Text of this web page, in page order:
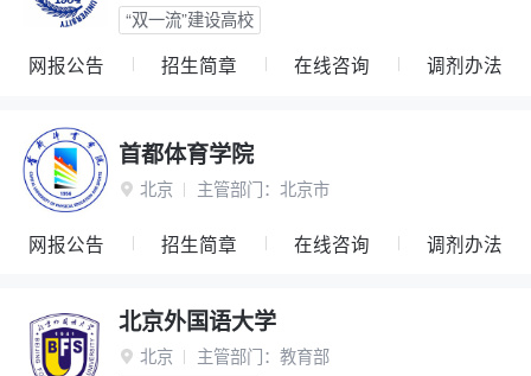
“双一流”建设高校
网报公告 招生简章 在线咨询 调剂办法
首都体育学院
 北京 主管部门： 北京市
网报公告 招生简章 在线咨询 调剂办法
北京外国语大学
 北京 主管部门： 教育部